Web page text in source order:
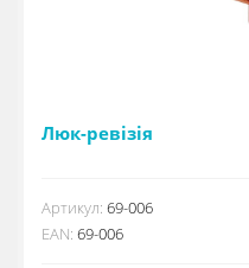
Люк-ревізія
Артикул: 69-006
EAN: 69-006